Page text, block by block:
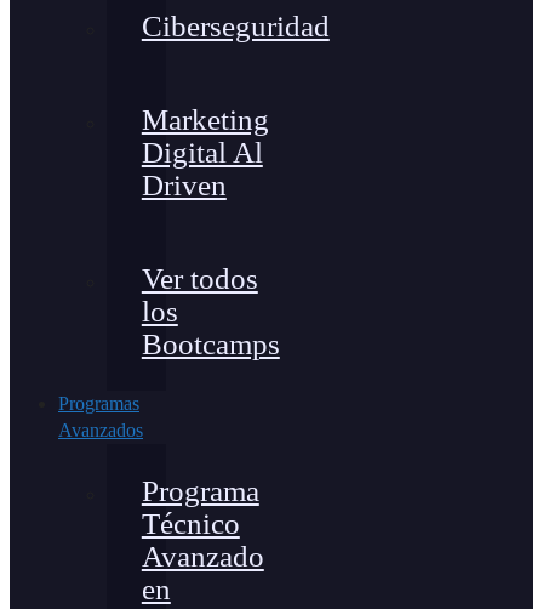
Ciberseguridad
Marketing
Digital Al
Driven
Ver todos
los
Bootcamps
Programas
Avanzados
Programa
Técnico
Avanzado
en